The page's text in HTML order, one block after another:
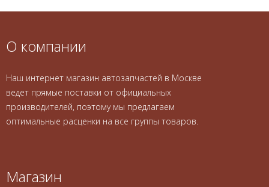
О компании
Наш интернет магазин автозапчастей в Москве
ведет прямые поставки от официальных
производителей, поэтому мы предлагаем
оптимальные расценки на все группы товаров.
Магазин